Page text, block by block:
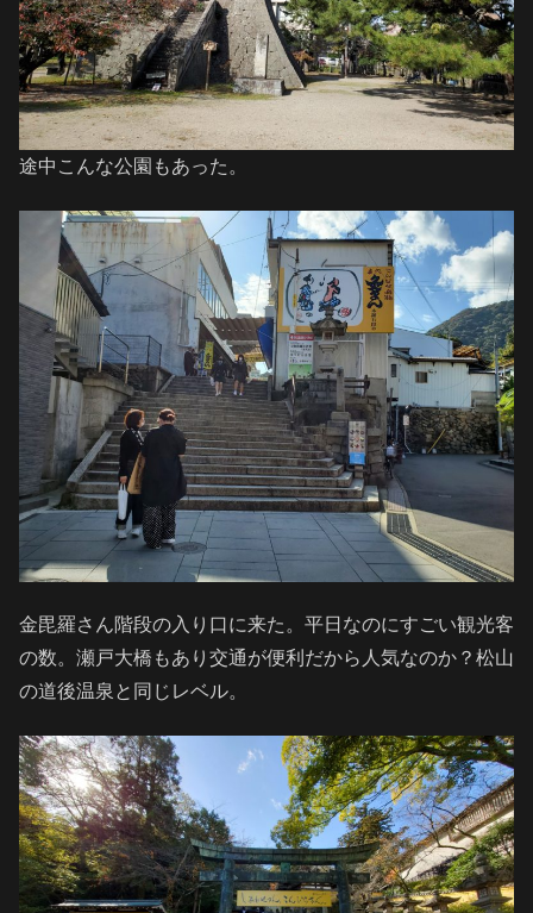
途中こんな公園もあった。
金毘羅さん階段の入り口に来た。平日なのにすごい観光客
の数。瀬戸大橋もあり交通が便利だから人気なのか？松山
の道後温泉と同じレベル。